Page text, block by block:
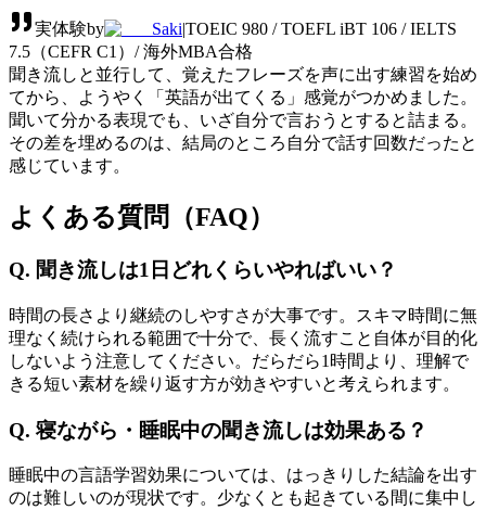
実体験by Saki|TOEIC 980 / TOEFL iBT 106 / IELTS
7.5（CEFR C1）/ 海外MBA合格
聞き流しと並行して、覚えたフレーズを声に出す練習を始め
てから、ようやく「英語が出てくる」感覚がつかめました。
聞いて分かる表現でも、いざ自分で言おうとすると詰まる。
その差を埋めるのは、結局のところ自分で話す回数だったと
感じています。
よくある質問（FAQ）
Q. 聞き流しは1日どれくらいやればいい？
時間の長さより継続のしやすさが大事です。スキマ時間に無
理なく続けられる範囲で十分で、長く流すこと自体が目的化
しないよう注意してください。だらだら1時間より、理解で
きる短い素材を繰り返す方が効きやすいと考えられます。
Q. 寝ながら・睡眠中の聞き流しは効果ある？
睡眠中の言語学習効果については、はっきりした結論を出す
のは難しいのが現状です。少なくとも起きている間に集中し